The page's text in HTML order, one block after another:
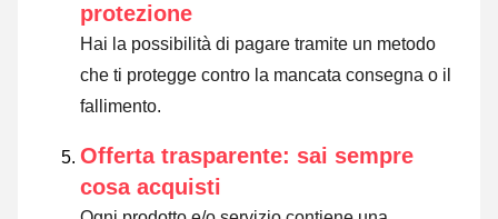
protezione
Hai la possibilità di pagare tramite un metodo
che ti protegge contro la mancata consegna o il
fallimento.
Offerta trasparente: sai sempre
cosa acquisti